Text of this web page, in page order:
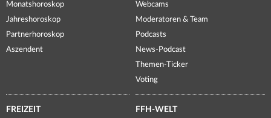
Monatshoroskop
Jahreshoroskop
Partnerhoroskop
Aszendent
Webcams
Moderatoren & Team
Podcasts
News-Podcast
Themen-Ticker
Voting
FREIZEIT FFH-WELT